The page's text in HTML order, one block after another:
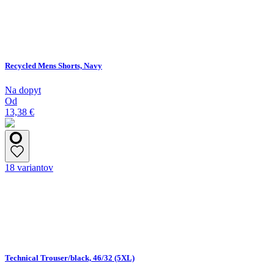
Recycled Mens Shorts, Navy
Na dopyt
Od
13,38 €
18 variantov
Technical Trouser/black, 46/32 (5XL)